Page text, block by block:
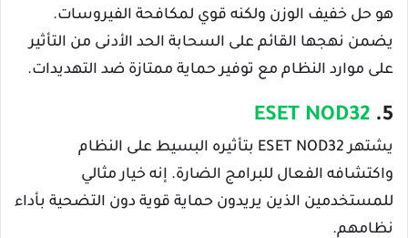
هو حل خفيف الوزن ولكنه قوي لمكافحة الفيروسات.
يضمن نهجها القائم على السحابة الحد الأدنى من التأثير
على موارد النظام مع توفير حماية ممتازة ضد التهديدات.
5.
ESET NOD32
يشتهر ESET NOD32 بتأثيره البسيط على النظام
واكتشافه الفعال للبرامج الضارة. إنه خيار مثالي
للمستخدمين الذين يريدون حماية قوية دون التضحية بأداء
نظامهم.